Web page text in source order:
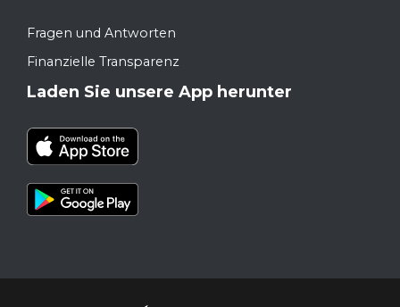
Fragen und Antworten
Finanzielle Transparenz
Laden Sie unsere App herunter